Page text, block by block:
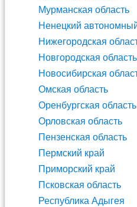
Мурманская область
Ненецкий
Нижегородская
Новгородская область
Новосибирская
Омская область
Оренбургская область
Орловская область
Пензенская область
Пермский край
Приморский край
Псковская область
Республика Адыгея